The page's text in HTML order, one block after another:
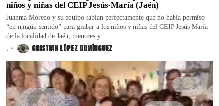
niños y niñas del CEIP Jesús-María (Jaén)
Juanma Moreno y su equipo sabían perfectamente que no había permiso
“en ningún sentido” para grabar a los niños y niñas del CEIP Jesús María
de la localidad de Jaén, menores y
. CRISTIAN LÓPEZ DOMÍNGUEZ